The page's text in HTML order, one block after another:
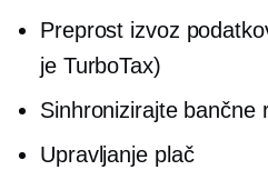
Preprost izvoz
je TurboTax)
Sinhronizirajte bančne
Upravljanje plač